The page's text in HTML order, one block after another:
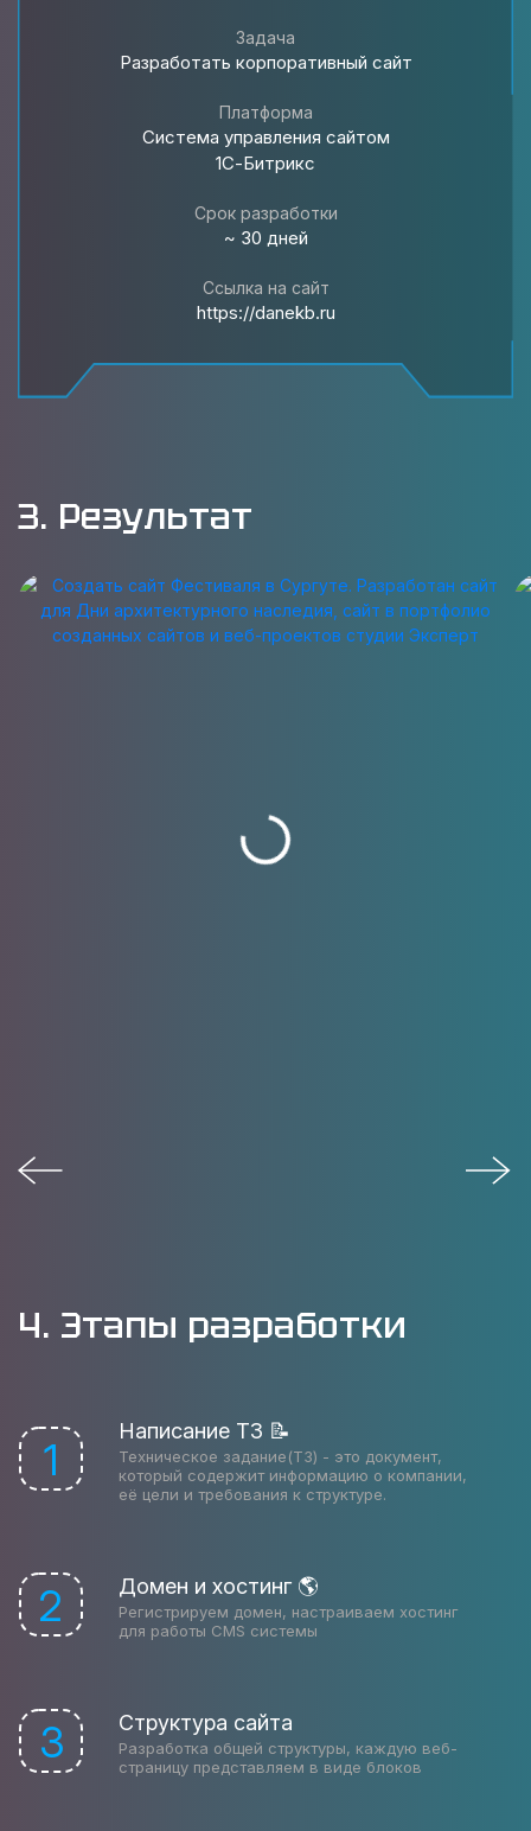
Задача
Разработать корпоративный сайт
Платформа
Система управления сайтом
1С-Битрикс
Срок разработки
~ 30 дней
Ссылка на сайт
https://danekb.ru
3. Результат
4. Этапы разработки
1
Написание ТЗ 📝
Техническое задание(ТЗ) - это документ,
который содержит информацию о компании,
её цели и требования к структуре.
2 Домен и хостинг 🌎
Регистрируем домен, настраиваем хостинг
для работы CMS системы
3 Структура сайта
Разработка общей структуры, каждую веб-
страницу представляем в виде блоков